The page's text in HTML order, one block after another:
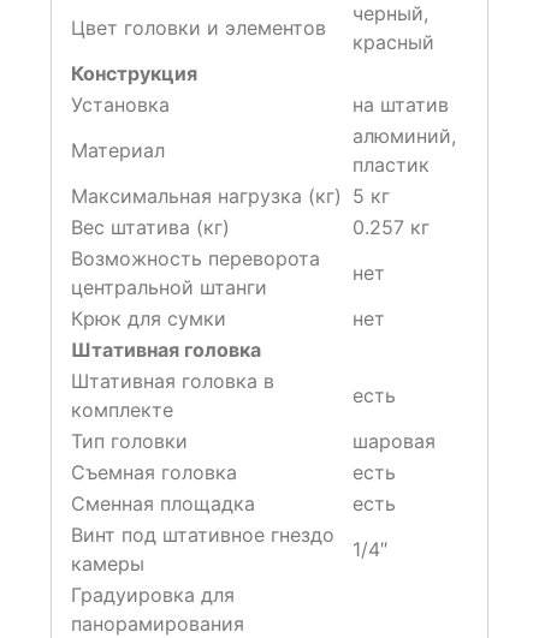
Цвет головки и элементов
черный,
красный
Конструкция
Установка
на штатив
Материал
алюминий,
пластик
Максимальная нагрузка (кг) 5 кг
Вес штатива (кг)
0.257 кг
Возможность переворота
центральной штанги
нет
Крюк для сумки
нет
Штативная головка
Штативная головка в
комплекте
есть
Тип головки
шаровая
Съемная головка
есть
Сменная площадка
есть
Винт под штативное гнездо
камеры
1/4″
Градуировка для
панорамирования